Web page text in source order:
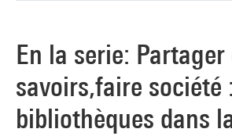
En la serie: Partager
savoirs,faire société
bibliothèques dans